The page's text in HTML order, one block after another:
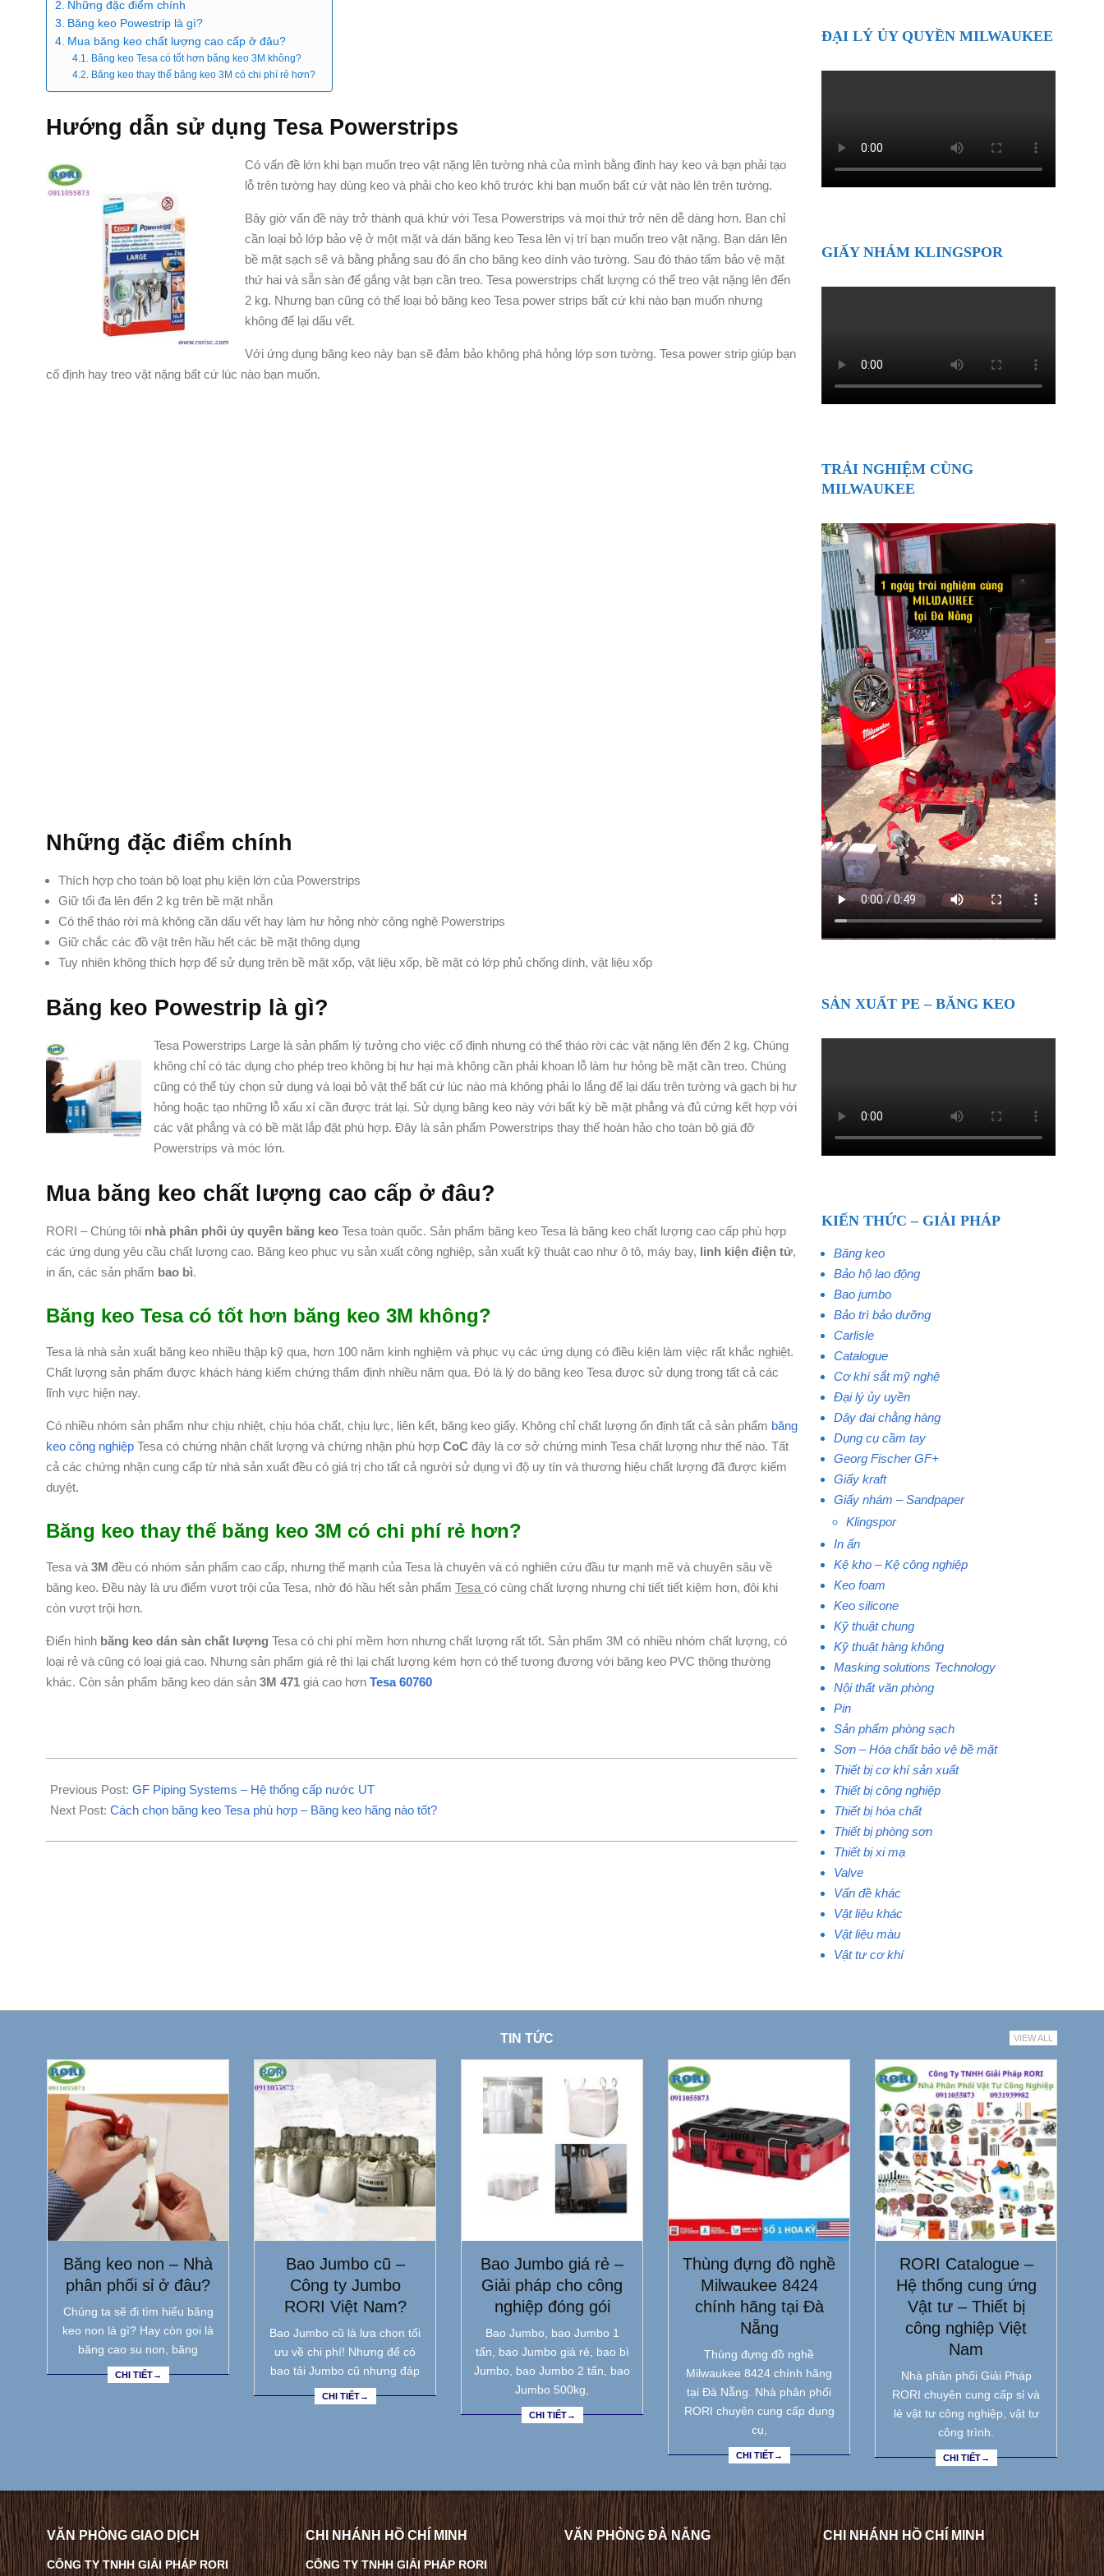
Những đặc điểm chính
Băng keo Powestrip là gì?
Mua băng keo chất lượng cao cấp ở đâu?
Băng keo Tesa có tốt hơn băng keo 3M không?
Băng keo thay thế băng keo 3M có chi phí rẻ hơn?
Hướng dẫn sử dụng Tesa Powerstrips
Có vấn đề lớn khi bạn muốn treo vật nặng lên tường nhà của mình bằng đinh hay keo và bạn phải tạo
lỗ trên tường hay dùng keo và phải cho keo khô trước khi bạn muốn bất cứ vật nào lên trên tường.
Bây giờ vấn đề này trở thành quá khứ với Tesa Powerstrips và mọi thứ trở nên dễ dàng hơn. Bạn chỉ
cần loại bỏ lớp bảo vệ ở một mặt và dán băng keo Tesa lên vị trí bạn muốn treo vật nặng. Bạn dán lên
bề mặt sạch sẽ và bằng phẳng sau đó ấn cho băng keo dính vào tường. Sau đó tháo tấm bảo vệ mặt
thứ hai và sẵn sàn để gắng vật bạn cần treo. Tesa powerstrips chất lượng có thể treo vật nặng lên đến
2 kg. Nhưng bạn cũng có thể loại bỏ băng keo Tesa power strips bất cứ khi nào bạn muốn nhưng
không để lại dấu vết.
Với ứng dụng băng keo này bạn sẽ đảm bảo không phá hỏng lớp sơn tường. Tesa power strip giúp bạn
cố định hay treo vật nặng bất cứ lúc nào bạn muốn.
Những đặc điểm chính
Thích hợp cho toàn bộ loạt phụ kiện lớn của Powerstrips
Giữ tối đa lên đến 2 kg trên bề mặt nhẵn
Có thể tháo rời mà không cần dấu vết hay làm hư hỏng nhờ công nghệ Powerstrips
Giữ chắc các đồ vật trên hầu hết các bề mặt thông dụng
Tuy nhiên không thích hợp để sử dụng trên bề mặt xốp, vật liệu xốp, bề mặt có lớp phủ chống dính, vật liệu xốp
Băng keo Powestrip là gì?
Tesa Powerstrips Large là sản phẩm lý tưởng cho việc cố định nhưng có thể tháo rời các vật nặng lên đến 2 kg. Chúng
không chỉ có tác dụng cho phép treo không bị hư hại mà không cần phải khoan lỗ làm hư hỏng bề mặt cần treo. Chúng
cũng có thể tùy chọn sử dụng và loại bỏ vật thể bất cứ lúc nào mà không phải lo lắng để lại dấu trên tường và gạch bị hư
hỏng hoặc tạo những lỗ xấu xí cần được trát lại. Sử dụng băng keo này với bất kỳ bề mặt phẳng và đủ cứng kết hợp với
các vật phẳng và có bề mặt lắp đặt phù hợp. Đây là sản phẩm Powerstrips thay thế hoàn hảo cho toàn bộ giá đỡ
Powerstrips và móc lớn.
Mua băng keo chất lượng cao cấp ở đâu?
RORI – Chúng tôi nhà phân phối ủy quyền băng keo Tesa toàn quốc. Sản phẩm băng keo Tesa là băng keo chất lượng cao cấp phù hợp
các ứng dụng yêu cầu chất lượng cao. Băng keo phục vụ sản xuất công nghiệp, sản xuất kỹ thuật cao như ô tô, máy bay, linh kiện điện tử,
in ấn, các sản phẩm bao bì.
Băng keo Tesa có tốt hơn băng keo 3M không?
Tesa là nhà sản xuất băng keo nhiều thập kỹ qua, hơn 100 năm kinh nghiệm và phục vụ các ứng dụng có điều kiện làm việc rất khắc nghiệt.
Chất lượng sản phẩm được khách hàng kiểm chứng thẩm định nhiều năm qua. Đó là lý do băng keo Tesa được sử dụng trong tất cả các
lĩnh vực hiện nay.
Có nhiều nhóm sản phẩm như chịu nhiệt, chịu hóa chất, chịu lực, liên kết, băng keo giấy. Không chỉ chất lượng ổn định tất cả sản phẩm băng
keo công nghiệp Tesa có chứng nhận chất lượng và chứng nhận phù hợp CoC đây là cơ sở chứng minh Tesa chất lượng như thế nào. Tất
cả các chứng nhận cung cấp từ nhà sản xuất đều có giá trị cho tất cả người sử dụng vì độ uy tín và thương hiệu chất lượng đã được kiểm
duyệt.
Băng keo thay thế băng keo 3M có chi phí rẻ hơn?
Tesa và 3M đều có nhóm sản phẩm cao cấp, nhưng thế mạnh của Tesa là chuyên và có nghiên cứu đầu tư mạnh mẽ và chuyên sâu về
băng keo. Đều này là ưu điểm vượt trội của Tesa, nhờ đó hầu hết sản phẩm Tesa có cùng chất lượng nhưng chi tiết tiết kiệm hơn, đôi khi
còn vượt trội hơn.
Điển hình băng keo dán sàn chất lượng Tesa có chi phí mềm hơn nhưng chất lượng rất tốt. Sản phẩm 3M có nhiều nhóm chất lượng, có
loại rẻ và cũng có loại giá cao. Nhưng sản phẩm giá rẻ thì lại chất lượng kém hơn có thể tương đương với băng keo PVC thông thường
khác. Còn sản phẩm băng keo dán sản 3M 471 giá cao hơn Tesa 60760
04-
25
Previous Post: GF Piping Systems – Hệ thống cấp nước UT
Next Post: Cách chọn băng keo Tesa phù hợp – Băng keo hãng nào tốt?
ĐẠI LÝ ỦY QUYỀN MILWAUKEE
GIẤY NHÁM KLINGSPOR
TRẢI NGHIỆM CÙNG
MILWAUKEE
SẢN XUẤT PE – BĂNG KEO
KIẾN THỨC – GIẢI PHÁP
Băng keo
Bảo hộ lao động
Bao jumbo
Bảo trì bảo dưỡng
Carlisle
Catalogue
Cơ khí sắt mỹ nghệ
Đại lý ủy uyền
Dây đai chằng hàng
Dụng cụ cầm tay
Georg Fischer GF+
Giấy kraft
Giấy nhám – Sandpaper
Klingspor
In ấn
Kệ kho – Kệ công nghiệp
Keo foam
Keo silicone
Kỹ thuật chung
Kỹ thuật hàng không
Masking solutions Technology
Nội thất văn phòng
Pin
Sản phẩm phòng sạch
Sơn – Hóa chất bảo vệ bề mặt
Thiết bị cơ khí sản xuất
Thiết bị công nghiệp
Thiết bị hóa chất
Thiết bị phòng sơn
Thiết bị xi mạ
Valve
Vấn đề khác
Vật liệu khác
Vật liệu màu
Vật tư cơ khí
TIN TỨC VIEW ALL
Băng keo non – Nhà
phân phối sỉ ở đâu?
Chúng ta sẽ đi tìm hiểu băng
keo non là gì? Hay còn gọi là
băng cao su non, băng
CHI TIẾT→
Bao Jumbo cũ –
Công ty Jumbo
RORI Việt Nam?
Bao Jumbo cũ là lựa chọn tối
ưu về chi phí! Nhưng để có
bao tải Jumbo cũ nhưng đáp
CHI TIẾT→
Bao Jumbo giá rẻ –
Giải pháp cho công
nghiệp đóng gói
Bao Jumbo, bao Jumbo 1
tấn, bao Jumbo giá rẻ, bao bì
Jumbo, bao Jumbo 2 tấn, bao
Jumbo 500kg,
CHI TIẾT→
Thùng đựng đồ nghề
Milwaukee 8424
chính hãng tại Đà
Nẵng
Thùng đựng đồ nghề
Milwaukee 8424 chính hãng
tại Đà Nẵng. Nhà phân phối
RORI chuyên cung cấp dụng
cụ,
CHI TIẾT→
RORI Catalogue –
Hệ thống cung ứng
Vật tư – Thiết bị
công nghiệp Việt
Nam
Nhà phân phối Giải Pháp
RORI chuyên cung cấp sỉ và
lẻ vật tư công nghiệp, vật tư
công trình.
CHI TIẾT→
VĂN PHÒNG GIAO DỊCH
CÔNG TY TNHH GIẢI PHÁP RORI
CHI NHÁNH HỒ CHÍ MINH
CÔNG TY TNHH GIẢI PHÁP RORI
VĂN PHÒNG ĐÀ NẴNG CHI NHÁNH HỒ CHÍ MINH